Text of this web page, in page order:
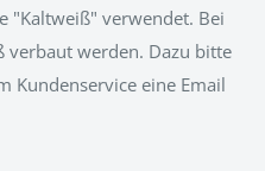
"Kaltweiß" verwendet. Bei
verbaut werden. Dazu bitte
Kundenservice eine Email